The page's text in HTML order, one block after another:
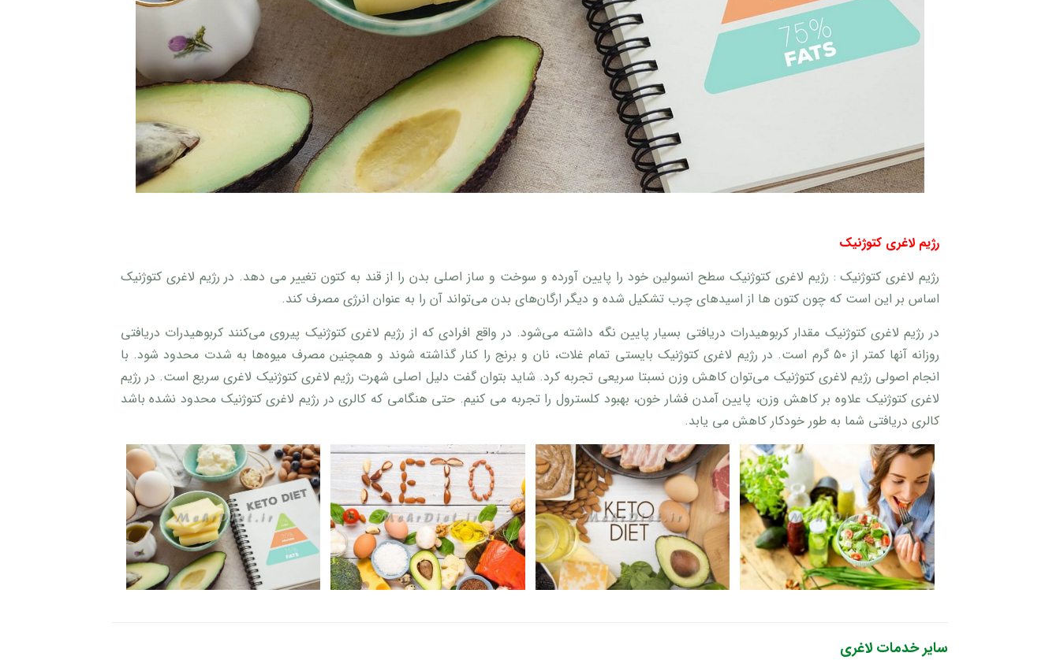
رژیم لاغری کتوژنیک
رژیم لاغری کتوژنیک : رژیم لاغری کتوژنیک سطح انسولین خود را پایین آورده و سوخت و ساز اصلی بدن را از قند به کتون تغییر می دهد. در رژیم لاغری کتوژنیک
اساس بر این است که چون کتون ها از اسیدهای چرب تشکیل شده و دیگر ارگان‌های بدن می‌‌تواند آن را به عنوان انرژی مصرف کند.
در رژیم لاغری کتوژنیک مقدار کربوهیدرات دریافتی بسیار پایین نگه داشته می‌شود. در واقع افرادی که از رژیم لاغری کتوژنیک پیروی می‌کنند کربوهیدرات دریافتی
روزانه آنها کمتر از ۵۰ گرم است. در رژیم لاغری کتوژنیک بایستی تمام غلات، نان و برنج را کنار گذاشته شوند و همچنین مصرف میوه‌ها به شدت محدود شود. با
انجام اصولی رژیم لاغری کتوژنیک می‌توان کاهش وزن نسبتا سریعی تجربه کرد. شاید بتوان گفت دلیل اصلی شهرت رژیم لاغری کتوژنیک لاغری سریع است. در رژیم
لاغری کتوژنیک علاوه بر کاهش وزن، پایین آمدن فشار خون، بهبود کلسترول را تجربه می کنیم. حتی هنگامی که کالری در رژیم لاغری کتوژنیک محدود نشده باشد
کالری دریافتی شما به طور خودکار کاهش می یابد.
سایر خدمات لاغری